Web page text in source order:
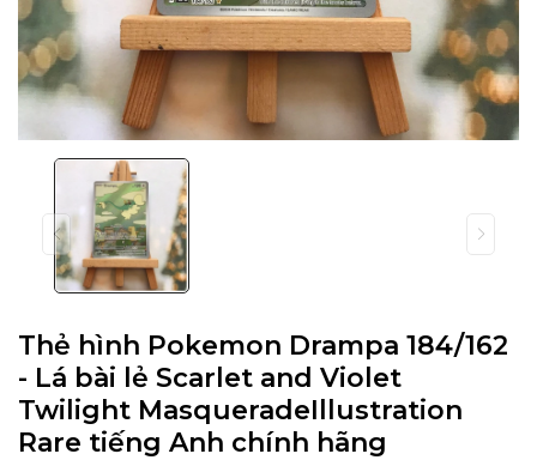
Thẻ hình Pokemon Drampa 184/162
- Lá bài lẻ Scarlet and Violet
Twilight MasqueradeIllustration
Rare tiếng Anh chính hãng